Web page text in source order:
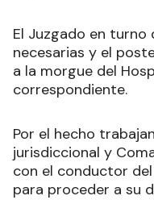
El Juzgado en turno
necesarias y el
a la morgue del
correspondiente.
Por el hecho
jurisdiccional y
con el conductor
para proceder a su